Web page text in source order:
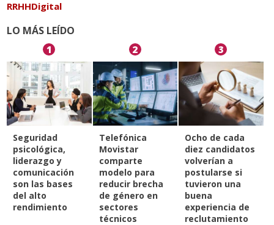
RRHHDigital
LO MÁS LEÍDO
1
Seguridad
psicológica,
liderazgo y
comunicación
son las bases
del alto
rendimiento
2
Telefónica
Movistar
comparte
modelo para
reducir brecha
de género en
sectores
técnicos
3
Ocho de cada
diez candidatos
volverían a
postularse si
tuvieron una
buena
experiencia de
reclutamiento